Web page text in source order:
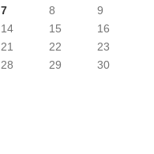
7 8
9
14 15
16
21 22
23
28 29
30